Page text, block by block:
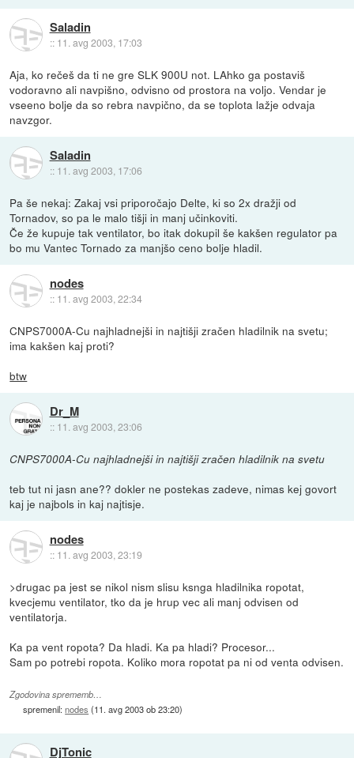
Saladin
:: 11. avg 2003, 17:03
Aja, ko rečeš da ti ne gre SLK 900U not. LAhko ga postaviš
vodoravno ali navpišno, odvisno od prostora na voljo. Vendar je
vseeno bolje da so rebra navpično, da se toplota lažje odvaja
navzgor.
Saladin
:: 11. avg 2003, 17:06
Pa še nekaj: Zakaj vsi priporočajo Delte, ki so 2x dražji od
Tornadov, so pa le malo tišji in manj učinkoviti.
Če že kupuje tak ventilator, bo itak dokupil še kakšen regulator pa
bo mu Vantec Tornado za manjšo ceno bolje hladil.
nodes
:: 11. avg 2003, 22:34
CNPS7000A-Cu najhladnejši in najtišji zračen hladilnik na svetu;
ima kakšen kaj proti?
btw
Dr_M
:: 11. avg 2003, 23:06
CNPS7000A-Cu najhladnejši in najtišji zračen hladilnik na svetu
teb tut ni jasn ane?? dokler ne postekas zadeve, nimas kej govort
kaj je najbols in kaj najtisje.
nodes
:: 11. avg 2003, 23:19
>drugac pa jest se nikol nism slisu ksnga hladilnika ropotat,
kvecjemu ventilator, tko da je hrup vec ali manj odvisen od
ventilatorja.
Ka pa vent ropota? Da hladi. Ka pa hladi? Procesor...
Sam po potrebi ropota. Koliko mora ropotat pa ni od venta odvisen.
Zgodovina sprememb…
spremenil:nodes (11. avg 2003 ob 23:20)
DjTonic